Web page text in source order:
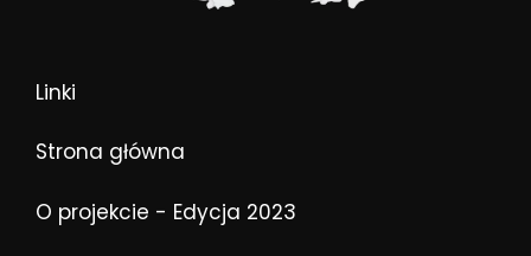
Linki
Strona główna
O projekcie - Edycja 2023